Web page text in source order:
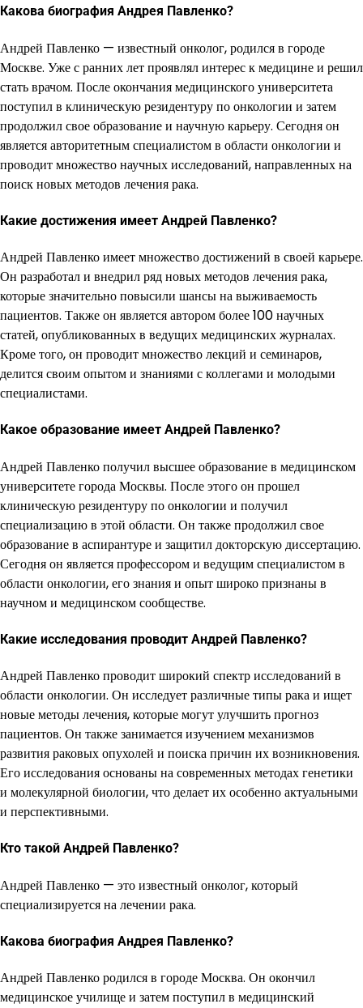
Какова биография Андрея Павленко?
Андрей Павленко — известный онколог, родился в городе
Москве. Уже с ранних лет проявлял интерес к медицине и решил
стать врачом. После окончания медицинского университета
поступил в клиническую резидентуру по онкологии и затем
продолжил свое образование и научную карьеру. Сегодня он
является авторитетным специалистом в области онкологии и
проводит множество научных исследований, направленных на
поиск новых методов лечения рака.
Какие достижения имеет Андрей Павленко?
Андрей Павленко имеет множество достижений в своей карьере.
Он разработал и внедрил ряд новых методов лечения рака,
которые значительно повысили шансы на выживаемость
пациентов. Также он является автором более 100 научных
статей, опубликованных в ведущих медицинских журналах.
Кроме того, он проводит множество лекций и семинаров,
делится своим опытом и знаниями с коллегами и молодыми
специалистами.
Какое образование имеет Андрей Павленко?
Андрей Павленко получил высшее образование в медицинском
университете города Москвы. После этого он прошел
клиническую резидентуру по онкологии и получил
специализацию в этой области. Он также продолжил свое
образование в аспирантуре и защитил докторскую диссертацию.
Сегодня он является профессором и ведущим специалистом в
области онкологии, его знания и опыт широко признаны в
научном и медицинском сообществе.
Какие исследования проводит Андрей Павленко?
Андрей Павленко проводит широкий спектр исследований в
области онкологии. Он исследует различные типы рака и ищет
новые методы лечения, которые могут улучшить прогноз
пациентов. Он также занимается изучением механизмов
развития раковых опухолей и поиска причин их возникновения.
Его исследования основаны на современных методах генетики
и молекулярной биологии, что делает их особенно актуальными
и перспективными.
Кто такой Андрей Павленко?
Андрей Павленко — это известный онколог, который
специализируется на лечении рака.
Какова биография Андрея Павленко?
Андрей Павленко родился в городе Москва. Он окончил
медицинское училище и затем поступил в медицинский